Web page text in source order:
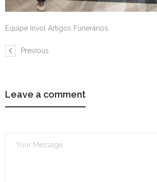
Equipe Invol Artigos Funerários.
Previous
Leave a comment